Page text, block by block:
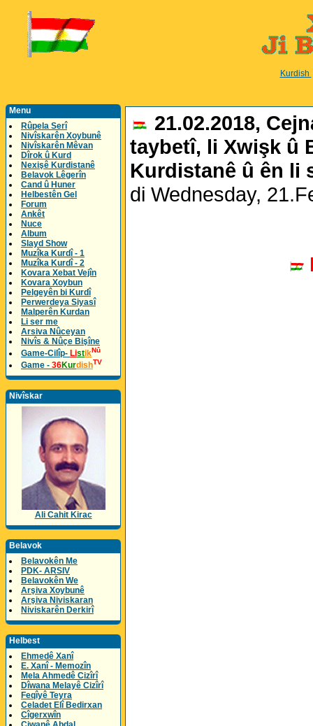
Kurdish
Menu
Rûpela Serî
Nivîskarên Xoybunê
Nivîskarên Mêvan
Dîrok û Kurd
Nexişê Kurdistanê
Belavok Lêgerîn
Cand û Huner
Helbestên Gel
Forum
Ankêt
Nuce
Album
Slayd Show
Muzîka Kurdî - 1
Muzîka Kurdî - 2
Kovara Xebat Vejîn
Kovara Xoybun
Pelgeyên bi Kurdî
Perwerdeya Siyasî
Malperên Kurdan
Li ser me
Arsiva Nûceyan
Nivîs & Nûçe Bişîne
Game-Cilîp- ListikNû
Game - 36KurdishTV
Nivîskar
Ali Cahit Kirac
Belavok
Belavokên Me
PDK- ARSIV
Belavokên We
Arşiva Xoybunê
Arşiva Niviskaran
Niviskarên Derkirî
Helbest
Ehmedê Xanî
E. Xanî - Memozîn
Mela Ahmedê Cizîrî
Dîwana Melayê Cizîrî
Feqîyê Teyra
Celadet Elî Bedirxan
Cîgerxwîn
21.02.2018,
taybetî, li Xwişk û
Kurdistanê û ên li
di Wednesday,